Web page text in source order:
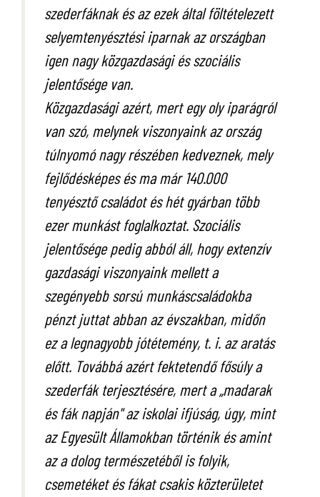
szederfáknak és az ezek által föltételezett
selyemtenyésztési iparnak az országban
igen nagy közgazdasági és szociális
jelentősége van.
Közgazdasági azért, mert egy oly iparágról
van szó, melynek viszonyaink az ország
túlnyomó nagy részében kedveznek, mely
fejlődésképes és ma már 140.000
tenyésztő családot és hét gyárban több
ezer munkást foglalkoztat. Szociális
jelentősége pedig abból áll, hogy extenzív
gazdasági viszonyaink mellett a
szegényebb sorsú munkáscsaládokba
pénzt juttat abban az évszakban, midőn
ez a legnagyobb jótétemény, t. i. az aratás
előtt. Továbbá azért fektetendő fősúly a
szederfák terjesztésére, mert a „madarak
és fák napján" az iskolai ifjúság, úgy, mint
az Egyesült Államokban történik és amint
az a dolog természetéből is folyik,
csemetéket és fákat csakis közterületet